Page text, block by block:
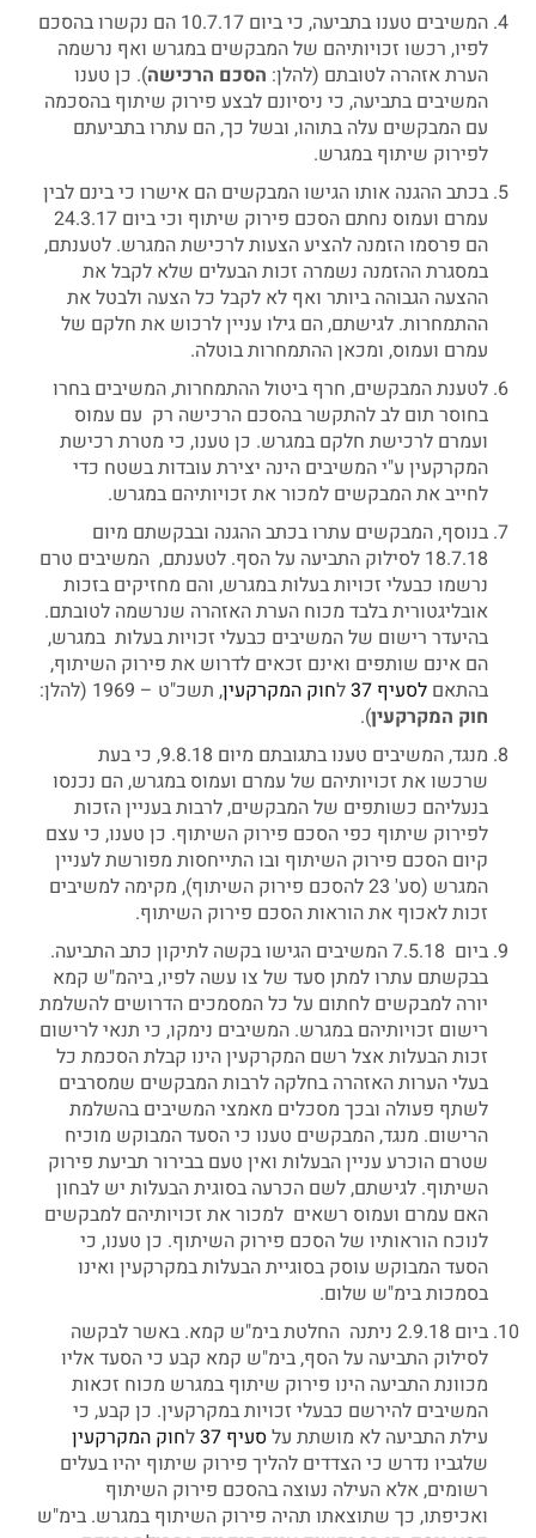
המשיבים טענו בתביעה, כי ביום 10.7.17 הם נקשרו בהסכם
לפיו, רכשו זכויותיהם של המבקשים במגרש ואף נרשמה
הערת אזהרה לטובתם (להלן: הסכם הרכישה). כן טענו
המשיבים בתביעה, כי ניסיונם לבצע פירוק שיתוף בהסכמה
עם המבקשים עלה בתוהו, ובשל כך, הם עתרו בתביעתם
לפירוק שיתוף במגרש.
בכתב ההגנה אותו הגישו המבקשים הם אישרו כי בינם לבין
עמרם ועמוס נחתם הסכם פירוק שיתוף וכי ביום 24.3.17
הם פרסמו הזמנה להציע הצעות לרכישת המגרש. לטענתם,
במסגרת ההזמנה נשמרה זכות הבעלים שלא לקבל את
ההצעה הגבוהה ביותר ואף לא לקבל כל הצעה ולבטל את
ההתמחרות. לגישתם, הם גילו עניין לרכוש את חלקם של
עמרם ועמוס, ומכאן ההתמחרות בוטלה.
לטענת המבקשים, חרף ביטול ההתמחרות, המשיבים בחרו
בחוסר תום לב להתקשר בהסכם הרכישה רק עם עמוס
ועמרם לרכישת חלקם במגרש. כן טענו, כי מטרת רכישת
המקרקעין ע"י המשיבים הינה יצירת עובדות בשטח כדי
לחייב את המבקשים למכור את זכויותיהם במגרש.
בנוסף, המבקשים עתרו בכתב ההגנה ובבקשתם מיום
18.7.18 לסילוק התביעה על הסף. לטענתם, המשיבים טרם
נרשמו כבעלי זכויות בעלות במגרש, והם מחזיקים בזכות
אובליגטורית בלבד מכוח הערת האזהרה שנרשמה לטובתם.
בהיעדר רישום של המשיבים כבעלי זכויות בעלות במגרש,
הם אינם שותפים ואינם זכאים לדרוש את פירוק השיתוף,
בהתאם לסעיף 37 לחוק המקרקעין, תשכ"ט – 1969 (להלן:
חוק המקרקעין).
מנגד, המשיבים טענו בתגובתם מיום 9.8.18, כי בעת
שרכשו את זכויותיהם של עמרם ועמוס במגרש, הם נכנסו
בנעליהם כשותפים של המבקשים, לרבות בעניין הזכות
לפירוק שיתוף כפי הסכם פירוק השיתוף. כן טענו, כי עצם
קיום הסכם פירוק השיתוף ובו התייחסות מפורשת לעניין
המגרש (סע' 23 להסכם פירוק השיתוף), מקימה למשיבים
זכות לאכוף את הוראות הסכם פירוק השיתוף.
ביום 7.5.18 המשיבים הגישו בקשה לתיקון כתב התביעה.
בבקשתם עתרו למתן סעד של צו עשה לפיו, ביהמ"ש קמא
יורה למבקשים לחתום על כל המסמכים הדרושים להשלמת
רישום זכויותיהם במגרש. המשיבים נימקו, כי תנאי לרישום
זכות הבעלות אצל רשם המקרקעין הינו קבלת הסכמת כל
בעלי הערות האזהרה בחלקה לרבות המבקשים שמסרבים
לשתף פעולה ובכך מסכלים מאמצי המשיבים בהשלמת
הרישום. מנגד, המבקשים טענו כי הסעד המבוקש מוכיח
שטרם הוכרע עניין הבעלות ואין טעם בבירור תביעת פירוק
השיתוף. לגישתם, לשם הכרעה בסוגית הבעלות יש לבחון
האם עמרם ועמוס רשאים למכור את זכויותיהם למבקשים
לנוכח הוראותיו של הסכם פירוק השיתוף. כן טענו, כי
הסעד המבוקש עוסק בסוגיית הבעלות במקרקעין ואינו
בסמכות בימ"ש שלום.
ביום 2.9.18 ניתנה החלטת בימ"ש קמא. באשר לבקשה
לסילוק התביעה על הסף, בימ"ש קמא קבע כי הסעד אליו
מכוונת התביעה הינו פירוק שיתוף במגרש מכוח זכאות
המשיבים להירשם כבעלי זכויות במקרקעין. כן קבע, כי
עילת התביעה לא מושתת עלסעיף 37 לחוק המקרקעין
שלגביו נדרש כי הצדדים להליך פירוק שיתוף יהיו בעלים
רשומים, אלא העילה נעוצה בהסכם פירוק השיתוף
ואכיפתו, כך שתוצאתו תהיה פירוק השיתוף במגרש. בימ"ש